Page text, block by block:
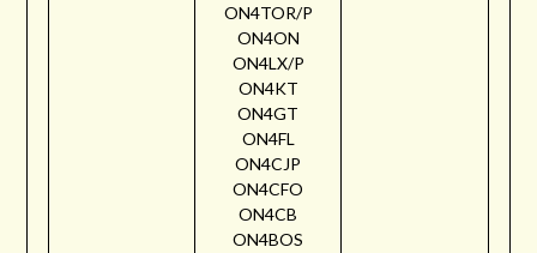
ON4TOR/P
ON4ON
ON4LX/P
ON4KT
ON4GT
ON4FL
ON4CJP
ON4CFO
ON4CB
ON4BOS